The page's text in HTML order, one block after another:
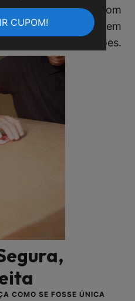
instáveis. Compre com
sua obra de arte sem
preocupações.
COMO SE FOSSE ÚNICA